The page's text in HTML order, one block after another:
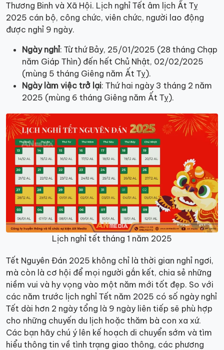
Thương Binh và Xã Hội. Lịch nghỉ Tết âm lịch Ất Tỵ
2025 cán bộ, công chức, viên chức, người lao động
được nghỉ 9 ngày.
Ngày nghỉ: Từ thứ Bảy, 25/01/2025 (28 tháng Chạp
năm Giáp Thìn) đến hết Chủ Nhật, 02/02/2025
(mùng 5 tháng Giêng năm Ất Tỵ).
Ngày làm việc trở lại: Thứ hai ngày 3 tháng 2 năm
2025 (mùng 6 tháng Giêng năm Ất Tỵ).
Lịch nghỉ tết tháng 1 năm 2025
Tết Nguyên Đán 2025 không chỉ là thời gian nghỉ ngơi,
mà còn là cơ hội để mọi người gắn kết, chia sẻ những
niềm vui và hy vọng vào một năm mới tốt đẹp. So với
các năm trước lịch nghỉ Tết năm 2025 có số ngày nghỉ
Tết dài hơn 2 ngày tổng là 9 ngày liên tiếp sẽ phù hợp
cho những chuyến du lịch hoặc thăm bà con xa xứ.
Các bạn hãy chú ý lên kế hoạch di chuyển sớm và tìm
hiểu thông tin về tình trạng giao thông, các phương